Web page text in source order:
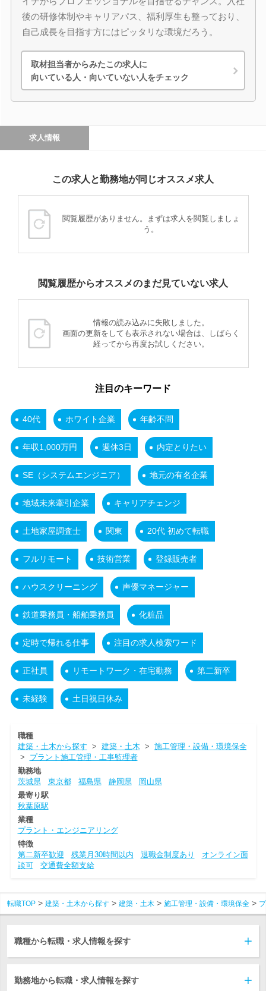
後の研修体制やキャリアパス、福利厚生も整っており、
自己成長を目指す方にはピッタリな環境だろう。
取材担当者からみたこの求人に
向いている人・向いていない人をチェック
求人情報
この求人と勤務地が同じオススメ求人
閲覧履歴がありません。まずは求人を閲覧しましょ
う。
閲覧履歴からオススメのまだ見ていない求人
情報の読み込みに失敗しました。
画面の更新をしても表示されない場合は、しばらく
経ってから再度お試しください。
注目のキーワード
40代 ホワイト企業 年齢不問
年収1,000万円 週休3日 内定とりたい
SE（システムエンジニア） 地元の有名企業
地域未来牽引企業 キャリアチェンジ
土地家屋調査士 関東 20代 初めて転職
フルリモート 技術営業 登録販売者
ハウスクリーニング 声優マネージャー
鉄道乗務員・船舶乗務員 化粧品
定時で帰れる仕事 注目の求人検索ワード
正社員 リモートワーク・在宅勤務 第二新卒
未経験 土日祝日休み
職種
建築・土木から探す > 建築・土木 > 施工管理・設備・環境保全
> プラント施工管理・工事監理者
勤務地
茨城県
東京都 福島県 静岡県
岡山県
最寄り駅
秋葉原駅
業種
プラント・エンジニアリング
特徴
第二新卒歓迎
残業月30時間以内 退職金制度あり
オンライン面
談可
交通費全額支給
転職TOP 建築・土木から探す 建築・土木 施工管理・設備・環境保全
職種から転職・求人情報を探す
勤務地から転職・求人情報を探す